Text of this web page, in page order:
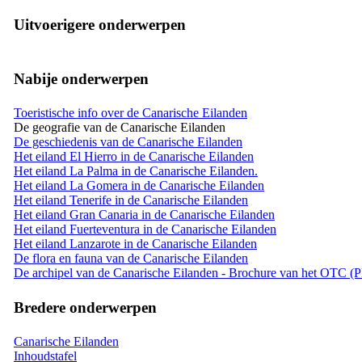
Uitvoerigere onderwerpen
Nabije onderwerpen
Toeristische info over de Canarische Eilanden
De geografie van de Canarische Eilanden
De geschiedenis van de Canarische Eilanden
Het eiland El Hierro in de Canarische Eilanden
Het eiland La Palma in de Canarische Eilanden.
Het eiland La Gomera in de Canarische Eilanden
Het eiland Tenerife in de Canarische Eilanden
Het eiland Gran Canaria in de Canarische Eilanden
Het eiland Fuerteventura in de Canarische Eilanden
Het eiland Lanzarote in de Canarische Eilanden
De flora en fauna van de Canarische Eilanden
De archipel van de Canarische Eilanden - Brochure van het OTC
Bredere onderwerpen
Canarische Eilanden
Inhoudstafel